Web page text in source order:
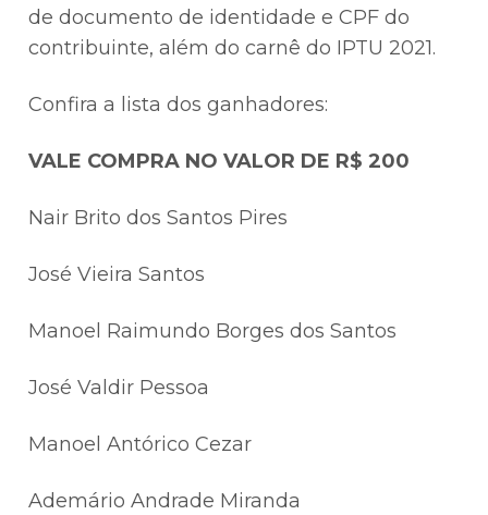
de documento de identidade e CPF do
contribuinte, além do carnê do IPTU 2021.
Confira a lista dos ganhadores:
VALE COMPRA NO VALOR DE R$ 200
Nair Brito dos Santos Pires
José Vieira Santos
Manoel Raimundo Borges dos Santos
José Valdir Pessoa
Manoel Antórico Cezar
Ademário Andrade Miranda